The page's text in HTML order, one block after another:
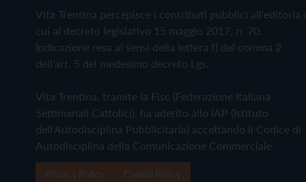
Vita Trentina percepisce i contributi pubblici all'editoria
cui al decreto legislativo 15 maggio 2017, n. 70.
Indicazione resa ai sensi della lettera f) del comma 2
dell'art. 5 del medesimo decreto Lgs.
Vita Trentina, tramite la Fisc (Federazione Italiana
Settimanali Cattolici), ha aderito allo IAP (Istituto
dell'Autodisciplina Pubblicitaria) accettando il Codice di
Autodisciplina della Comunicazione Commerciale